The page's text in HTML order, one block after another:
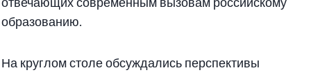
образованию.
На круглом столе обсуждались перспективы